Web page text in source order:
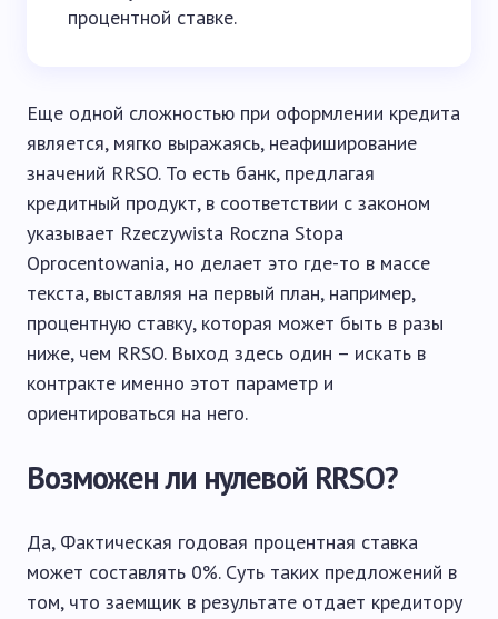
процентной ставке.
Еще одной сложностью при оформлении кредита
является, мягко выражаясь, неафиширование
значений RRSO. То есть банк, предлагая
кредитный продукт, в соответствии с законом
указывает Rzeczywista Roczna Stopa
Oprocentowania, но делает это где-то в массе
текста, выставляя на первый план, например,
процентную ставку, которая может быть в разы
ниже, чем RRSO. Выход здесь один – искать в
контракте именно этот параметр и
ориентироваться на него.
Возможен ли нулевой RRSO?
Да, Фактическая годовая процентная ставка
может составлять 0%. Суть таких предложений в
том, что заемщик в результате отдает кредитору